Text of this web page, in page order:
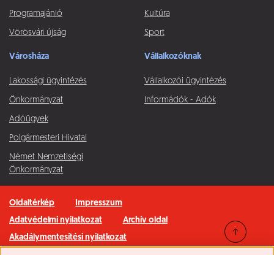
Programajánló
Vörösvári újság
Kultúra
Sport
Városháza
Lakossági ügyintézés
Önkormányzat
Adóügyek
Polgármesteri Hivatal
Német Nemzetiségi
Önkormányzat
Vállalkozóknak
Vállalkozói ügyintézés
Információk - Adók
Oldaltérkép
Impresszum
Adatvédelmi nyilatkozat
Archív oldal
Akadálymentesítési nyilatkozat